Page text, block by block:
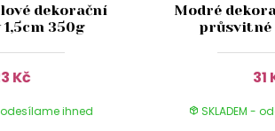
dekorační
350g
Kč
odesílame ihned
Modré
průsvitné
31
SKLADEM -